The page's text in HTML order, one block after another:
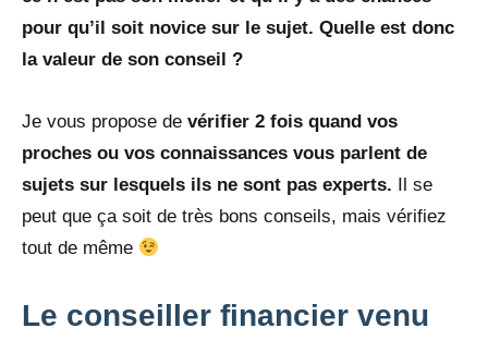
pour qu’il soit novice sur le sujet. Quelle est donc
la valeur de son conseil ?
Je vous propose de vérifier 2 fois quand vos
proches ou vos connaissances vous parlent de
sujets sur lesquels ils ne sont pas experts. Il se
peut que ça soit de très bons conseils, mais vérifiez
tout de même
Le conseiller financier venu